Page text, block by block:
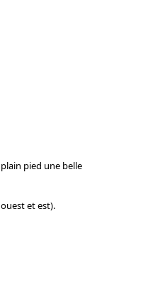
pied une belle
et est).